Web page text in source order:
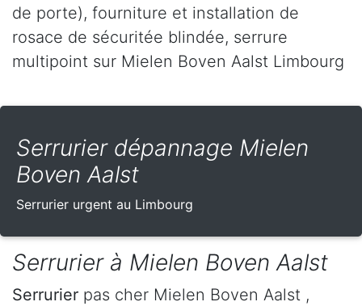
de porte), fourniture et installation de
rosace de sécuritée blindée, serrure
multipoint sur Mielen Boven Aalst Limbourg
Serrurier dépannage Mielen
Boven Aalst
Serrurier urgent au Limbourg
Serrurier à Mielen Boven Aalst
Serrurier pas cher Mielen Boven Aalst ,